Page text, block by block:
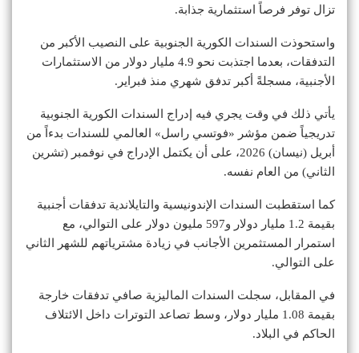
تزال توفر فرصاً استثمارية جذابة.
واستحوذت السندات الكورية الجنوبية على النصيب الأكبر من
التدفقات، بعدما اجتذبت نحو 4.9 مليار دولار من الاستثمارات
الأجنبية، مسجلةً أكبر تدفق شهري منذ فبراير.
يأتي ذلك في وقت يجري فيه إدراج السندات الكورية الجنوبية
تدريجياً ضمن مؤشر «فوتسي راسل» العالمي للسندات بدءاً من
أبريل (نيسان) 2026، على أن يكتمل الإدراج في نوفمبر (تشرين
الثاني) من العام نفسه.
كما استقطبت السندات الإندونيسية والتايلاندية تدفقات أجنبية
بقيمة 1.2 مليار دولار و597 مليون دولار على التوالي، مع
استمرار المستثمرين الأجانب في زيادة مشترياتهم للشهر الثاني
على التوالي.
في المقابل، سجلت السندات الماليزية صافي تدفقات خارجة
بقيمة 1.08 مليار دولار، وسط تصاعد التوترات داخل الائتلاف
الحاكم في البلاد.